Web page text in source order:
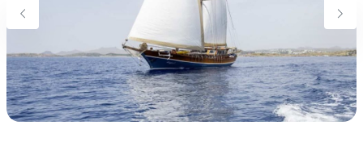
Yeme & İçme
Nasıl Rezervasyon Yapılır?
Şartlar & Koşullar